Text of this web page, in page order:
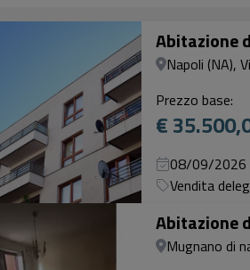
Abitazione
Napoli (NA),
Prezzo base:
€
08/09/2026
Vendita
Abitazione
Mugnano di